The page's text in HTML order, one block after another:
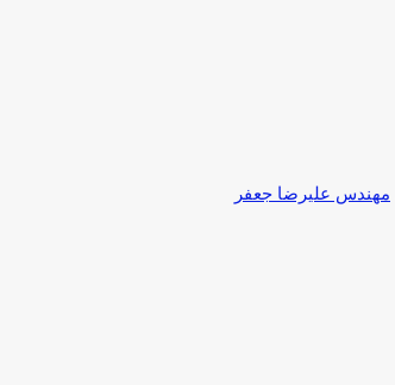
مهندس علیرضا جعفر